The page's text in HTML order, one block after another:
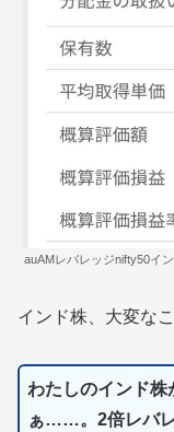
auAMレバレッジnifty50イ
インド株、大変な
わたしのインド株
ぁ……。2倍レバレ